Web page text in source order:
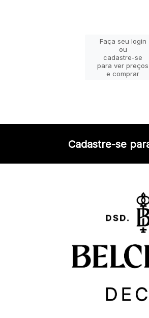
Faça seu login
ou
cadastre-se
para ver preços
e comprar
Cadastre-se